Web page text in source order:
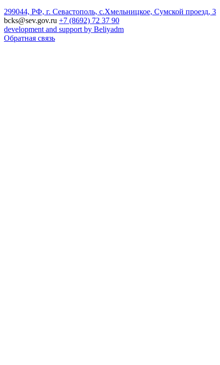
299044, РФ, г. Севастополь, с.Хмельницкое, Сумской проезд, 3
bcks@sev.gov.ru +7 (8692) 72 37 90
development and support by Beliyadm
Обратная связь